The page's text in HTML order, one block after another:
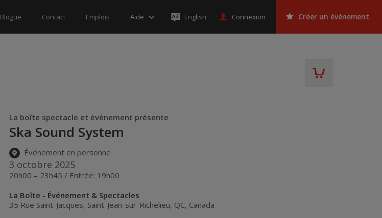
Blogue Contact Emplois Aide English Connexion Créer un événement
La boîte spectacle et évènement présente
Ska Sound System
Événement en personne
3 octobre 2025
20h00 – 23h45 / Entrée: 19h00
La Boîte - Événement & Spectacles
35 Rue Saint-Jacques, Saint-Jean-sur-Richelieu, QC, Canada